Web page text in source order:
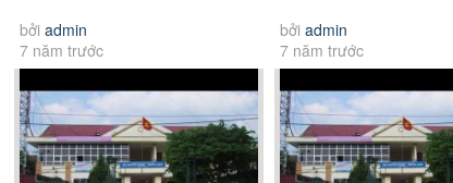
bởi admin
7 năm trước
bởi admin
7 năm trước